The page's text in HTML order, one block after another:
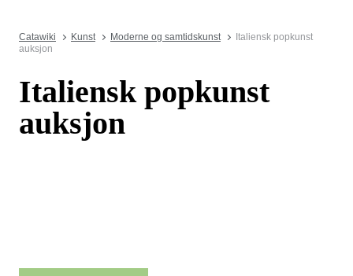
Catawiki Kunst Moderne og samtidskunst
Italiensk popkunst
auksjon
Italiensk popkunst
auksjon